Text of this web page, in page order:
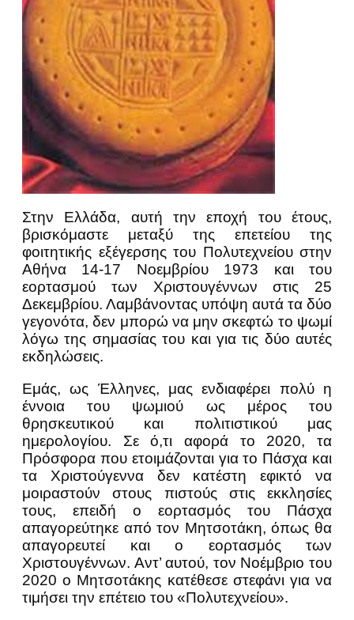
Στην Ελλάδα, αυτή την εποχή του έτους,
βρισκόμαστε μεταξύ της επετείου της
φοιτητικής εξέγερσης του Πολυτεχνείου στην
Αθήνα 14-17 Νοεμβρίου 1973 και του
εορτασμού των Χριστουγέννων στις 25
Δεκεμβρίου. Λαμβάνοντας υπόψη αυτά τα δύο
γεγονότα, δεν μπορώ να μην σκεφτώ το ψωμί
λόγω της σημασίας του και για τις δύο αυτές
εκδηλώσεις.
Εμάς, ως Έλληνες, μας ενδιαφέρει πολύ η
έννοια του ψωμιού ως μέρος του
θρησκευτικού και πολιτιστικού μας
ημερολογίου. Σε ό,τι αφορά το 2020, τα
Πρόσφορα που ετοιμάζονται για το Πάσχα και
τα Χριστούγεννα δεν κατέστη εφικτό να
μοιραστούν στους πιστούς στις εκκλησίες
τους, επειδή ο εορτασμός του Πάσχα
απαγορεύτηκε από τον Μητσοτάκη, όπως θα
απαγορευτεί και ο εορτασμός των
Χριστουγέννων. Αντ’ αυτού, τον Νοέμβριο του
2020 ο Μητσοτάκης κατέθεσε στεφάνι για να
τιμήσει την επέτειο του «Πολυτεχνείου».